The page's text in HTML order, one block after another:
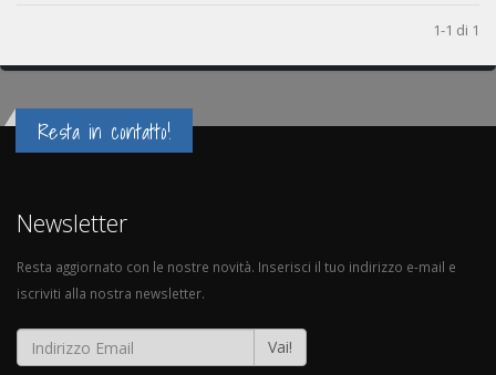
1-1 di 1
Resta in contatto!
Newsletter
Resta aggiornato con le nostre novità. Inserisci il tuo indirizzo e-mail e
iscriviti alla nostra newsletter.
Vai!